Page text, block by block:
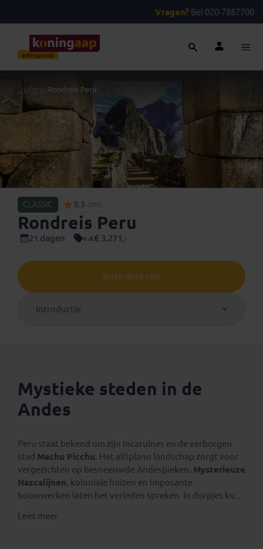
Vragen? Bel 020-7887700
... > Peru Rondreis Peru
CLASSIC 8,3 (305)
Rondreis Peru
21 dagen v.a.€ 3.271,-
Boek deze reis
Introductie
Mystieke steden in de
Andes
Peru staat bekend om zijn Incaruïnes en de verborgen
stad Machu Picchu. Het altiplano landschap zorgt voor
vergezichten op besneeuwde Andespieken. Mysterieuze
Nazcalijnen, koloniale huizen en imposante
bouwwerken laten het verleden spreken. In dorpjes kun
inheemse bevolking. Ontdek dit indrukwekkende land!
Lees meer